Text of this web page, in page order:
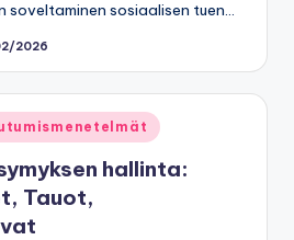
soveltaminen sosiaalisen tuen…
2026
hallinta:
Tauot,